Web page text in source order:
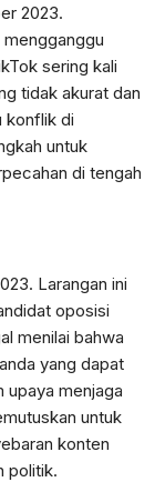
2023.
sering kali
tidak akurat dan
konflik di
untuk
di tengah
Larangan ini
oposisi
menilai bahwa
yang dapat
upaya menjaga
untuk
konten
politik.